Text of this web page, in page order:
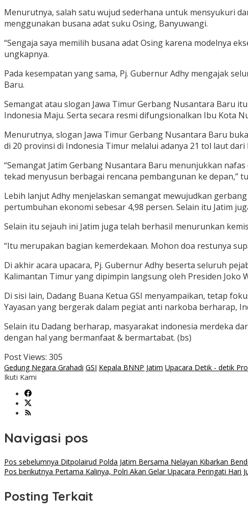
Menurutnya, salah satu wujud sederhana untuk mensyukuri
menggunakan busana adat suku Osing, Banyuwangi.
“Sengaja saya memilih busana adat Osing karena modelnya
ungkapnya.
Pada kesempatan yang sama, Pj. Gubernur Adhy mengajak
Baru.
Semangat atau slogan Jawa Timur Gerbang Nusantara Baru
Indonesia Maju. Serta secara resmi difungsionalkan Ibu Kota
Menurutnya, slogan Jawa Timur Gerbang Nusantara Baru
di 20 provinsi di Indonesia Timur melalui adanya 21 tol laut
“Semangat Jatim Gerbang Nusantara Baru menunjukkan
tekad menyusun berbagai rencana pembangunan ke depan,”
Lebih lanjut Adhy menjelaskan semangat mewujudkan
pertumbuhan ekonomi sebesar 4,98 persen. Selain itu Jatim
Selain itu sejauh ini Jatim juga telah berhasil menurunkan
“Itu merupakan bagian kemerdekaan. Mohon doa restunya
Di akhir acara upacara, Pj. Gubernur Adhy beserta seluruh
Kalimantan Timur yang dipimpin langsung oleh Presiden Joko
Di sisi lain, Dadang Buana Ketua GSI menyampaikan, tetap
Yayasan yang bergerak dalam pegiat anti narkoba berharap,
Selain itu Dadang berharap, masyarakat indonesia merdeka
dengan hal yang bermanfaat & bermartabat. (bs)
Post Views: 305
Gedung Negara Grahadi GSI Kepala BNNP Jatim Upacara Detik - detik
Ikuti Kami
Navigasi pos
Pos sebelumnya Ditpolairud Polda Jatim Bersama Nelayan Kibarkan
Pos berikutnya Pertama Kalinya, Polri Akan Gelar Upacara Peringati Hari
Posting Terkait